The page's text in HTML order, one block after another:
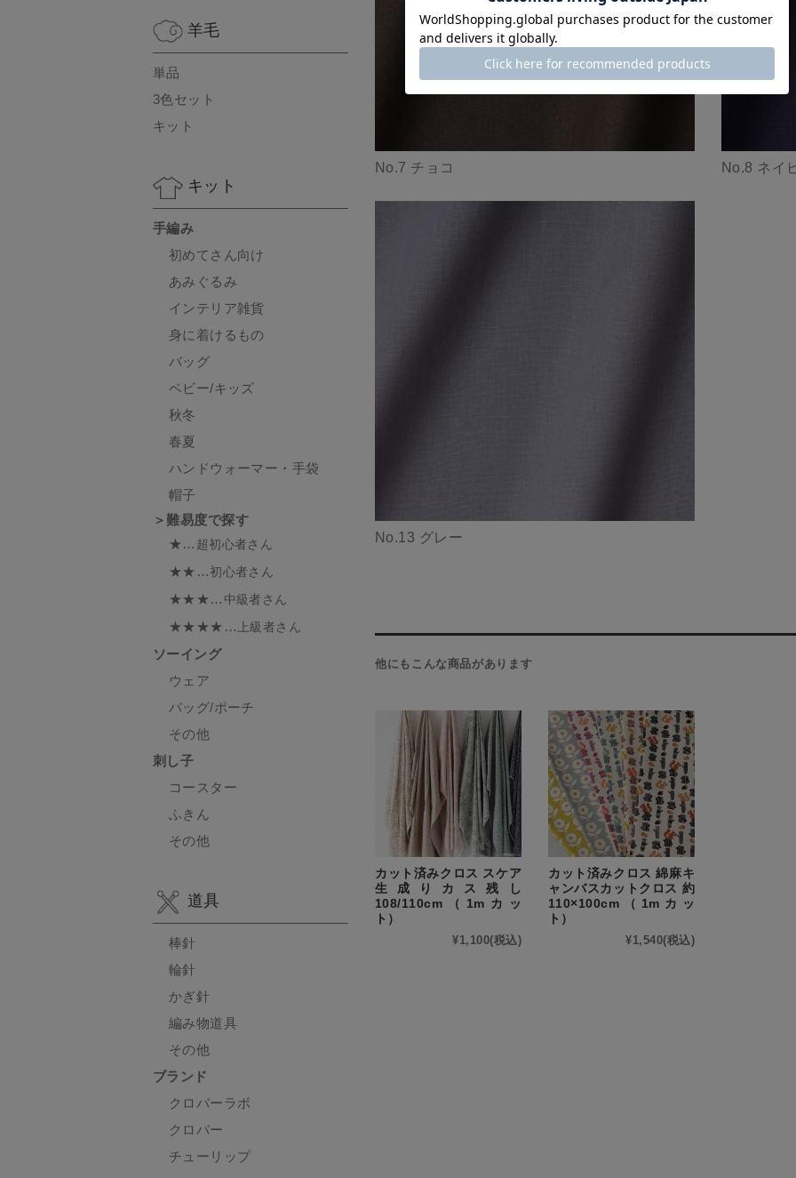
No.7 チョコ No.8 ネイ
No.13 グレー
他にもこんな商品があります
カット済みクロス スケア
生成りカス残し
108/110cm（1mカッ
ト）
¥1,100(税込)
カット済みクロス 綿麻キ
ャンバスカットクロス 約
110×100cm（1mカッ
ト）
¥1,540(税込)
羊毛
単品
3色セット
キット
キット
手編み
初めてさん向け
あみぐるみ
インテリア雑貨
身に着けるもの
バッグ
ベビー/キッズ
秋冬
春夏
ハンドウォーマー・手袋
帽子
＞難易度で探す
★… 超初心者さん
★★…初心者さん
★★★… 中級者さん
★★★★… 上級者さん
ソーイング
ウェア
バッグ/ポーチ
その他
刺し子
コースター
ふきん
その他
道具
棒針
輪針
かぎ針
編み物道具
その他
ブランド
クロバーラボ
クロバー
チューリップ